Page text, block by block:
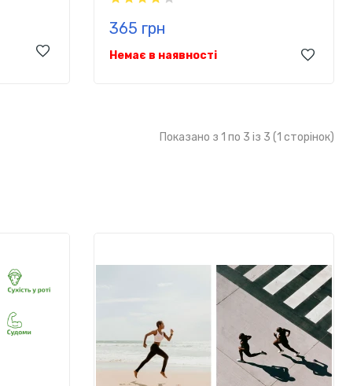
365 грн
Немає в наявності
Показано з 1 по 3 із 3 (1 сторінок)